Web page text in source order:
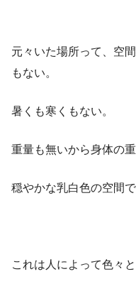
元々いた場所って、空
もない。
暑くも寒くもない。
重量も無いから身体の
穏やかな乳白色の空間で
これは人によって色々